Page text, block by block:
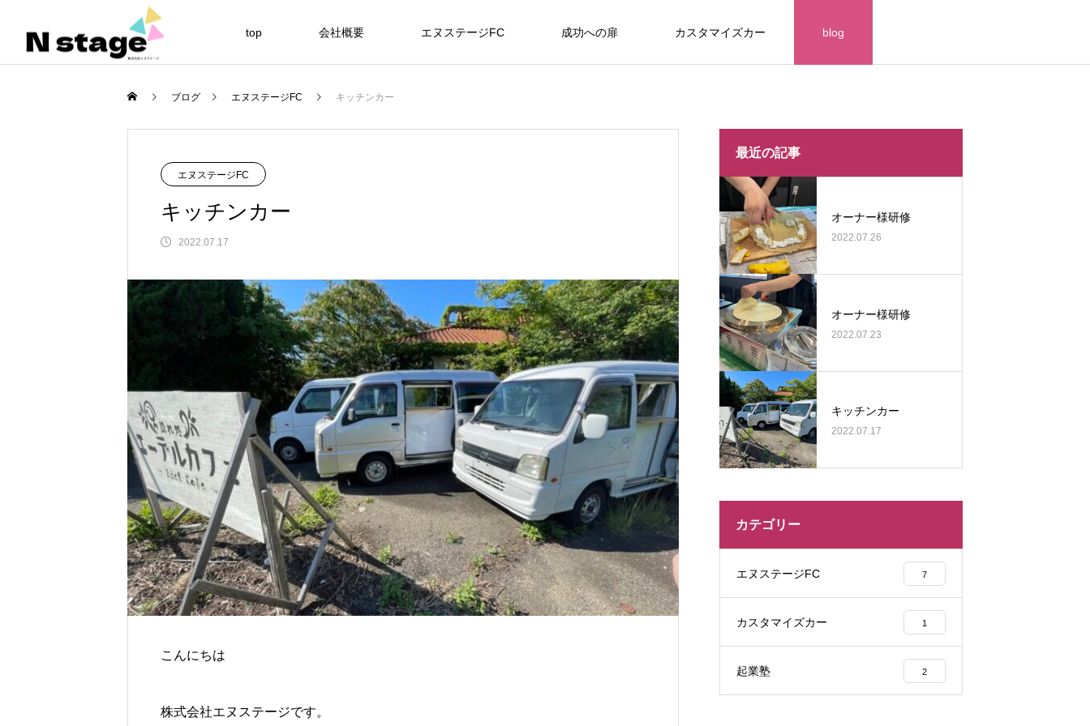
top 会社概要 エヌステージFC 成功への扉 カスタマイズカー blog
Warning
ブログ エヌステージFC キッチンカー
エヌステージFC
キッチンカー
2022.07.17
こんにちは
株式会社エヌステージです。
最近の記事
オーナー様研修
2022.07.26
オーナー様研修
2022.07.23
キッチンカー
2022.07.17
カテゴリー
エヌステージFC 7
カスタマイズカー 1
起業塾 2